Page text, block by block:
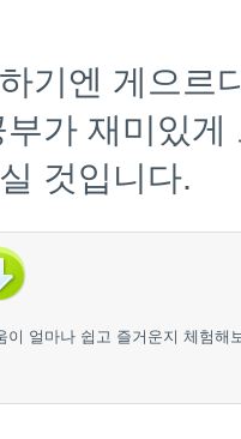
기엔 게으르
가 재미있
것입니다.
이 얼마나 쉽고 즐거운지 체험해